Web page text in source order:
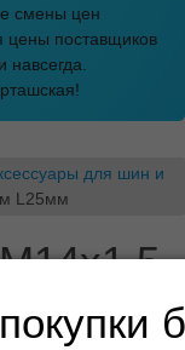
смены цен
цены поставщиков
для шин и
L25мм